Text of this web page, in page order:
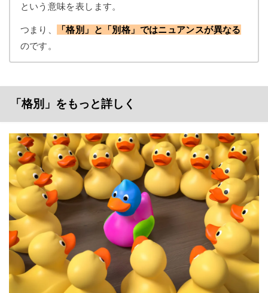
という意味を表します。
つまり、
「格別」と「別格」ではニュアンスが異なる
のです。
「格別」をもっと詳しく